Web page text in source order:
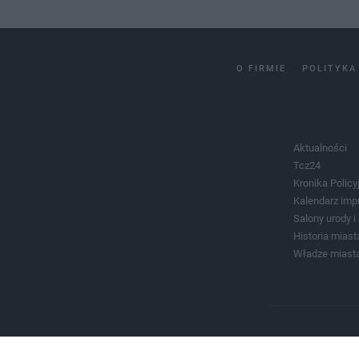
O FIRMIE POLITYKA
Aktualności
Tcz24
Kronika
Kalendarz
Salony urody i
Historia
Władze